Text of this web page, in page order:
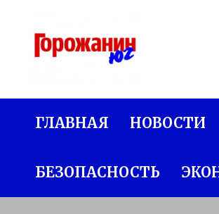
содержанию
ГЛАВНАЯ НОВОСТИ
БЕЗОПАСНОСТЬ